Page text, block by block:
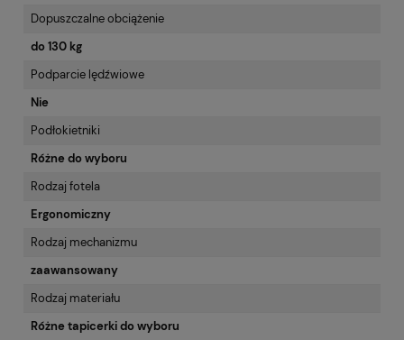
Dopuszczalne obciążenie
do 130 kg
Podparcie lędźwiowe
Nie
Podłokietniki
Różne do wyboru
Rodzaj fotela
Ergonomiczny
Rodzaj mechanizmu
zaawansowany
Rodzaj materiału
Różne tapicerki do wyboru